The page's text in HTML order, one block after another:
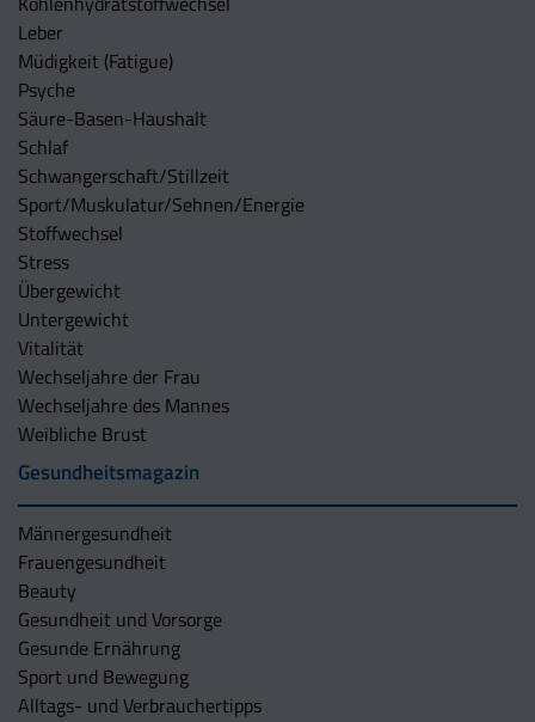
Leber
Müdigkeit (Fatigue)
Psyche
Säure-Basen-Haushalt
Schlaf
Schwangerschaft/Stillzeit
Sport/Muskulatur/Sehnen/Energie
Stoffwechsel
Stress
Übergewicht
Untergewicht
Vitalität
Wechseljahre der Frau
Wechseljahre des Mannes
Weibliche Brust
Gesundheitsmagazin
Männergesundheit
Frauengesundheit
Beauty
Gesundheit und Vorsorge
Gesunde Ernährung
Sport und Bewegung
Alltags- und Verbrauchertipps